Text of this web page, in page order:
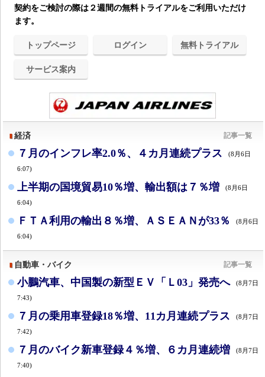
契約をご検討の際は２週間の無料トライアルをご利用いただけ
ます。
トップページ ログイン 無料トライアル
サービス案内
経済 記事一覧
７月のインフレ率2.0％、４カ月連続プラス (8月6日
6:07)
上半期の国境貿易10％増、輸出額は７％増 (8月6日
6:04)
ＦＴＡ利用の輸出８％増、ＡＳＥＡＮが33％ (8月6日
6:04)
自動車・バイク 記事一覧
小鵬汽車、中国製の新型ＥＶ「Ｌ03」発売へ (8月7日
7:43)
７月の乗用車登録18％増、11カ月連続プラス (8月7日
7:42)
７月のバイク新車登録４％増、６カ月連続増 (8月7日
7:40)